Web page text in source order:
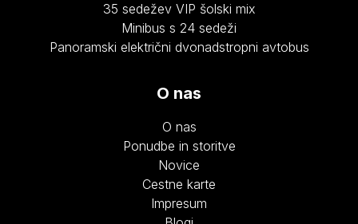
35 sedežev VIP šolski mix
Minibus s 24 sedeži
Panoramski električni dvonadstropni avtobus
O nas
O nas
Ponudbe in storitve
Novice
Cestne karte
Impresum